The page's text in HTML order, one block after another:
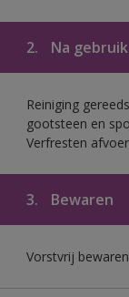
2. Na gebruik
Reiniging
gootsteen en
Verfresten
3. Bewaren
Vorstvrij bewaren